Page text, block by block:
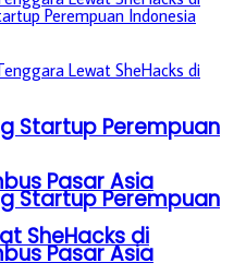
Startup Perempuan
Pasar Asia
SheHacks di
Startup Perempuan
Pasar Asia